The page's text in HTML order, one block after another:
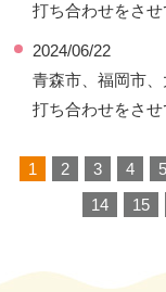
打ち合わせをさせ
2024/06/22
青森市、福岡市
打ち合わせをさせ
1 2 3 4 5
14
15